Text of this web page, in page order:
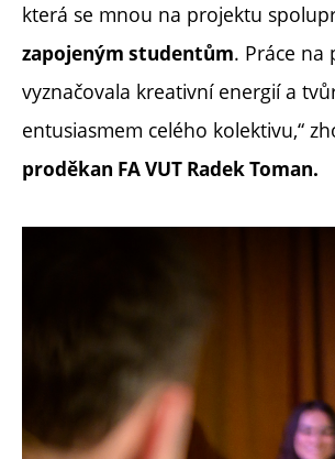
která se mnou na projektu
zapojeným studentům. Práce na
vyznačovala kreativní energií a
entusiasmem celého kolektivu,“
proděkan FA VUT Radek Toman.